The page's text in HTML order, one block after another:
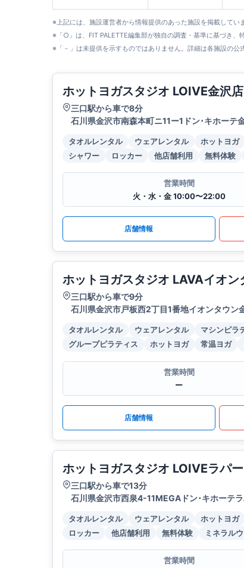
※上記には、施設運営者から情報提供のあった施設を掲載してい
※「○」は、FIT PALETTE編集部が独自の調査・基準に基づき、
※「－」は未提供を示すものではありません。詳細は各施設の公
ホットヨガスタジオ LOIVE金沢店
三口駅から車で8分
石川県金沢市南森本町ニ11ー1ドン･キホーテ
タオルレンタル ウェアレンタル ホットヨガ
シャワー
ロッカー 他店舗利用 無料体験
営業時間
火・水・金 10:00〜22:00
店舗情報
ホットヨガスタジオ LAVAイオン
三口駅から車で9分
石川県金沢市戸板西2丁目1番地イオンタウン
タオルレンタル ウェアレンタル マシンピラ
グループピラティス
ホットヨガ 常温ヨガ
営業時間
ー
店舗情報
ホットヨガスタジオ LOIVEラパ
三口駅から車で13分
石川県金沢市西泉4-11MEGAドン･キホーテ
タオルレンタル ウェアレンタル ホットヨガ
ロッカー
他店舗利用 無料体験 ミネラル
営業時間